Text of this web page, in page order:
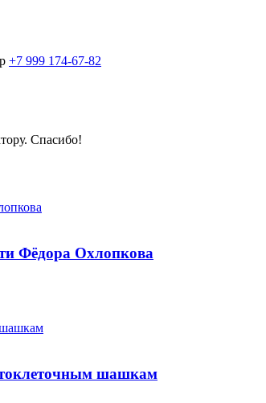
+7 999 174-67-82
Спасибо!
Фёдора Охлопкова
шашкам